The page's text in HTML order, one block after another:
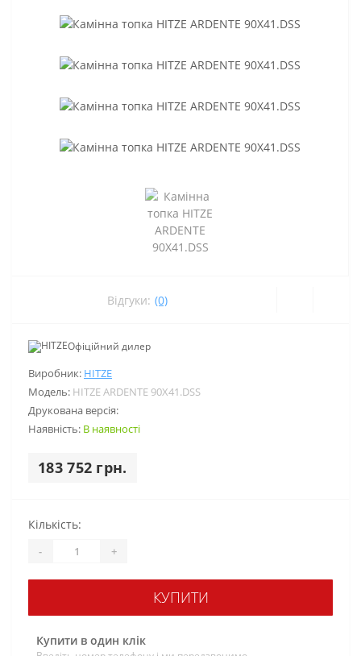
Відгуки: (0)
Виробник: HITZE
Модель: HITZE ARDENTE 90X41.DSS
Друкована версія:
Наявність: В наявності
183 752 грн.
Офіційний дилер
Кількість:
- +
КУПИТИ
Купити в один клік